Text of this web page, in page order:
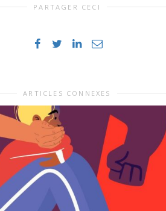
PARTAGER CECI
ARTICLES CONNEXES